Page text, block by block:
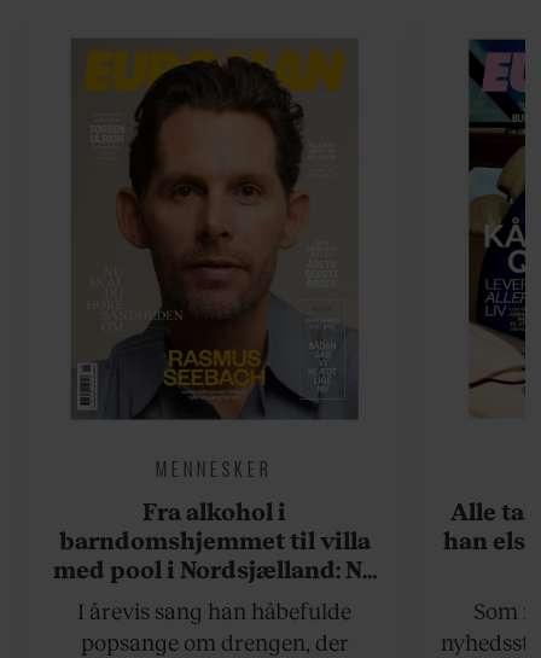
MENNESKER
Fra alkohol i
barndomshjemmet til villa
med pool i Nordsjælland: Nu
skal du høre sandheden om
Rasmus Seebach
I årevis sang han håbefulde
popsange om drengen, der
Alle
han
Som